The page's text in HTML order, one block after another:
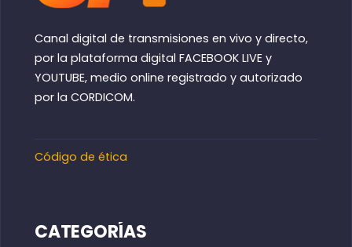
Canal digital de transmisiones en vivo y directo,
por la plataforma digital FACEBOOK LIVE y
YOUTUBE, medio online registrado y autorizado
por la CORDICOM.
Código de ética
CATEGORÍAS